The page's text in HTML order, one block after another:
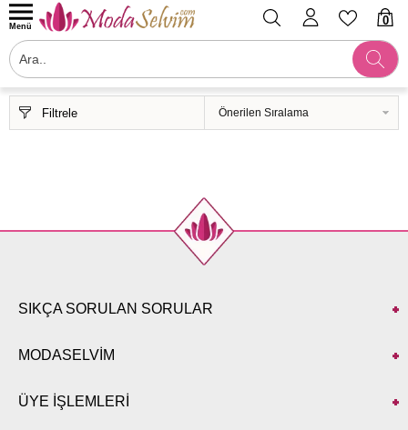
0
Menü
Filtrele
SIKÇA SORULAN SORULAR
MODASELVİM
ÜYE İŞLEMLERİ